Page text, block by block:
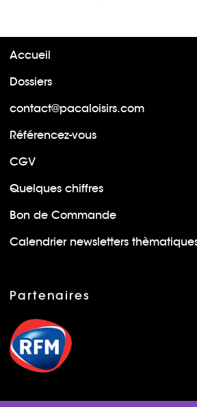
Accueil
Dossiers
contact@pacaloisirs.com
Référencez-vous
CGV
Quelques chiffres
Bon de Commande
Calendrier newsletters
Partenaires